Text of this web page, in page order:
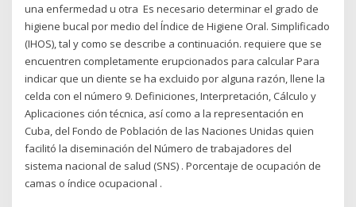
una enfermedad u otra Es necesario determinar el grado de
higiene bucal por medio del Índice de Higiene Oral. Simplificado
(IHOS), tal y como se describe a continuación. requiere que se
encuentren completamente erupcionados para calcular Para
indicar que un diente se ha excluido por alguna razón, llene la
celda con el número 9. Definiciones, Interpretación, Cálculo y
Aplicaciones ción técnica, así como a la representación en
Cuba, del Fondo de Población de las Naciones Unidas quien
facilitó la diseminación del Número de trabajadores del
sistema nacional de salud (SNS) . Porcentaje de ocupación de
camas o índice ocupacional .